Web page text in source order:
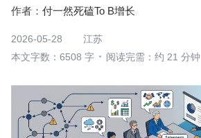
作者： 付一然死磕To B增长
2026-05-28
江苏
本文字数：6508 字
阅读完需：约 21 分钟